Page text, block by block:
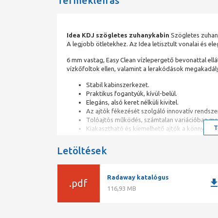
Idea KDJ szögletes zuhanykabin Szögletes
A legjobb ötletekhez. Az Idea letisztult vonalai és
6 mm vastag, Easy Clean vízlepergető bevonattal
vízkőfoltok ellen, valamint a lerakódások
Stabil kabinszerkezet.
Praktikus fogantyúk, kívül-belül.
Elegáns, alsó keret nélküli kivitel.
Az ajtók fékezését szolgáló innovatív
Tolóajtós működés, számtalan variációban
Kiakasztható és kiemelhető ajtók a könnyű
Speciális csúszkák biztosítják az ajtók
Króm, fekete, arany, valamint szálcsiszolt
kivitelben.
HOGYAN ÁLL ÖSSZE AZ ÁR:
Az Idea KDJ kabin 2 elemből áll: ajtó és oldalfal. A
Letöltések
.pdf
Radaway katalógus
116,93 MB
download